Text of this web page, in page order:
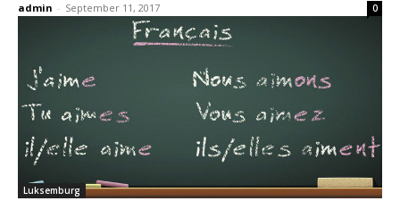
admin - September 11, 2017 0
Luksemburg